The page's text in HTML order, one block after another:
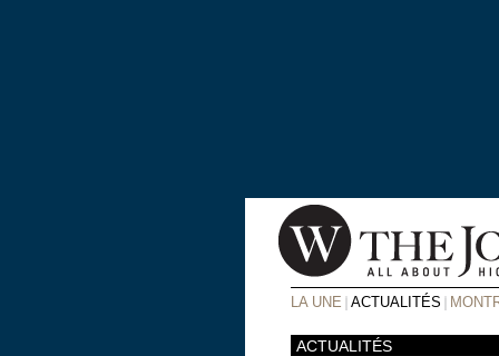
LA UNE ACTUALITÉS
ACTUALITÉS